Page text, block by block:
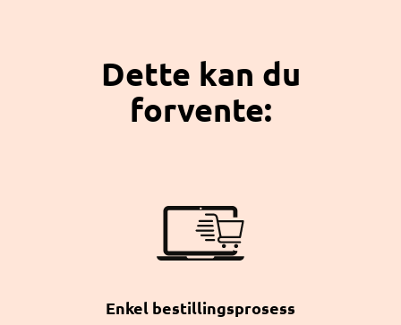
Dette kan du
forvente:
Enkel bestillingsprosess